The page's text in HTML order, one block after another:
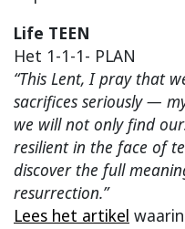
Life TEEN
Het 1-1-1- PLAN
“This Lent, I pray that
sacrifices seriously —
we will not only find
resilient in the face of
discover the full
resurrection.”
Lees het artikel